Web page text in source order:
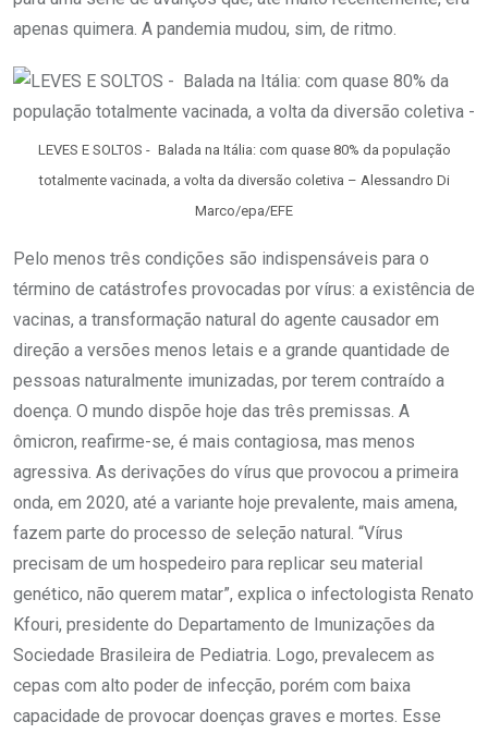
apenas quimera. A pandemia mudou, sim, de ritmo.
LEVES E SOLTOS - Balada na Itália: com quase 80% da população
totalmente vacinada, a volta da diversão coletiva – Alessandro Di
Marco/epa/EFE
Pelo menos três condições são indispensáveis para o
término de catástrofes provocadas por vírus: a existência de
vacinas, a transformação natural do agente causador em
direção a versões menos letais e a grande quantidade de
pessoas naturalmente imunizadas, por terem contraído a
doença. O mundo dispõe hoje das três premissas. A
ômicron, reafirme-se, é mais contagiosa, mas menos
agressiva. As derivações do vírus que provocou a primeira
onda, em 2020, até a variante hoje prevalente, mais amena,
fazem parte do processo de seleção natural. “Vírus
precisam de um hospedeiro para replicar seu material
genético, não querem matar”, explica o infectologista Renato
Kfouri, presidente do Departamento de Imunizações da
Sociedade Brasileira de Pediatria. Logo, prevalecem as
cepas com alto poder de infecção, porém com baixa
capacidade de provocar doenças graves e mortes. Esse